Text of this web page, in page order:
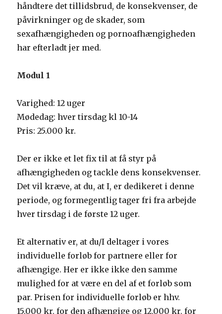
håndtere det tillidsbrud, de konsekvenser, de
påvirkninger og de skader, som
sexafhængigheden og pornoafhængigheden
har efterladt jer med.
Modul 1
Varighed: 12 uger
Mødedag: hver tirsdag kl 10-14
Pris: 25.000 kr.
Der er ikke et let fix til at få styr på
afhængigheden og tackle dens konsekvenser.
Det vil kræve, at du, at I, er dedikeret i denne
periode, og formegentlig tager fri fra arbejde
hver tirsdag i de første 12 uger.
Et alternativ er, at du/I deltager i vores
individuelle forløb for partnere eller for
afhængige. Her er ikke ikke den samme
mulighed for at være en del af et forløb som
par. Prisen for individuelle forløb er hhv.
15.000 kr. for den afhængige og 12.000 kr. for